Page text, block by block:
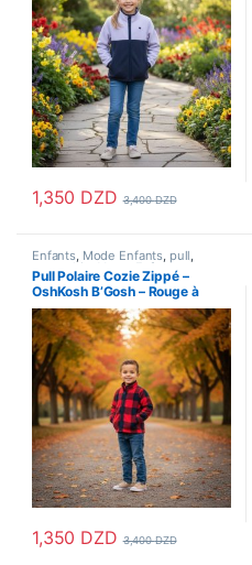
1,350 DZD 3,400DZD
Ce produit a plusieurs
Enfants, Mode Enfants, pull,
sweatshirt Veste Enfant ,
Vetements Enfants
Pull Polaire Cozie Zippé –
OshKosh B’Gosh – Rouge à
Carreaux
1,350 DZD 3,400DZD
Ce produit a plusieurs